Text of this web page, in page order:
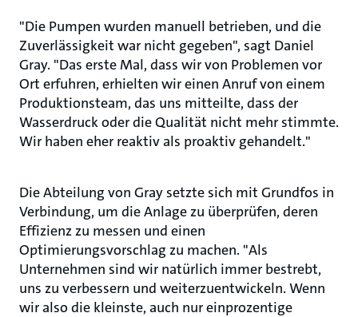
"Die Pumpen wurden manuell betrieben, und die
Zuverlässigkeit war nicht gegeben", sagt Daniel
Gray. "Das erste Mal, dass wir von Problemen vor
Ort erfuhren, erhielten wir einen Anruf von einem
Produktionsteam, das uns mitteilte, dass der
Wasserdruck oder die Qualität nicht mehr stimmte.
Wir haben eher reaktiv als proaktiv gehandelt."
Die Abteilung von Gray setzte sich mit Grundfos in
Verbindung, um die Anlage zu überprüfen, deren
Effizienz zu messen und einen
Optimierungsvorschlag zu machen. "Als
Unternehmen sind wir natürlich immer bestrebt,
uns zu verbessern und weiterzuentwickeln. Wenn
wir also die kleinste, auch nur einprozentige